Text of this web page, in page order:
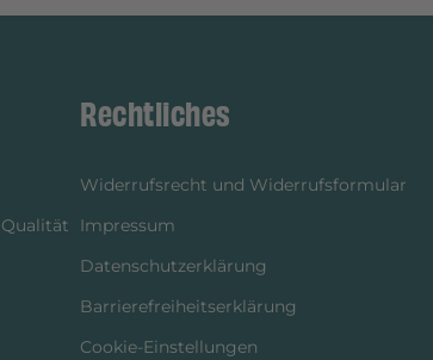
Rechtliches
Widerrufsrecht und Widerrufsformular
Impressum
Datenschutzerklärung
Barrierefreiheitserklärung
Cookie-Einstellungen